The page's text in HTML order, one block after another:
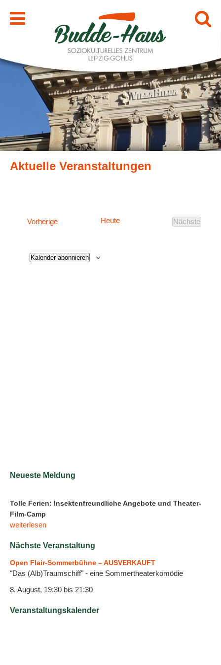
VorherigeVeranstaltungenHeute
Nächste
Kalender abonnieren
Neueste Meldung
Tolle Ferien: Insektenfreundliche Angebote und Theater-
Film-Camp
weiterlesen
Nächste Veranstaltung
Open Flair-Sommerbühne – AUSVERKAUFT
"Das (Alb)Traumschiff" - eine Sommertheaterkomödie
8. August, 19:30 bis 21:30
Veranstaltungskalender